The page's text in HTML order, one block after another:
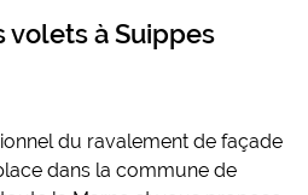
volets à Suippes
du ravalement de façade
dans la commune de